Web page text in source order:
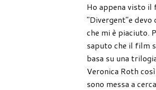
Ho appena visto il
"Divergent"e devo
che mi è piaciuto.
saputo che il film
basa su una
Veronica Roth
sono messa a